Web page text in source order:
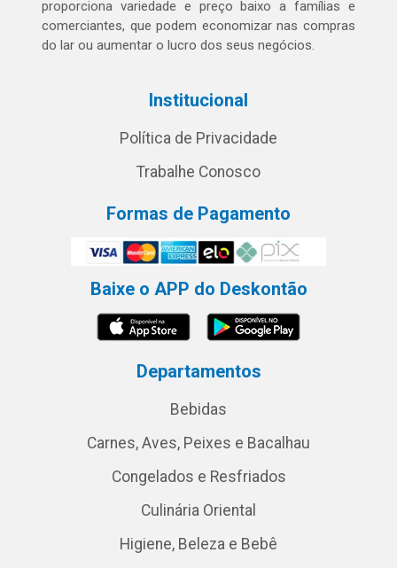
proporciona variedade e preço baixo a famílias e
comerciantes, que podem economizar nas compras
do lar ou aumentar o lucro dos seus negócios.
Institucional
Política de Privacidade
Trabalhe Conosco
Formas de Pagamento
Baixe o APP do Deskontão
Departamentos
Bebidas
Carnes, Aves, Peixes e Bacalhau
Congelados e Resfriados
Culinária Oriental
Higiene, Beleza e Bebê